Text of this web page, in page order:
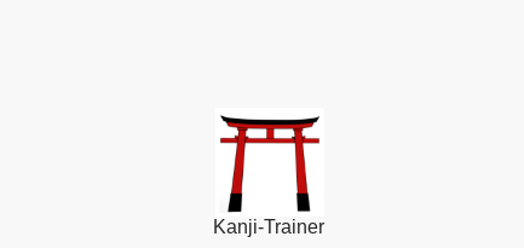
Kanji-Trainer